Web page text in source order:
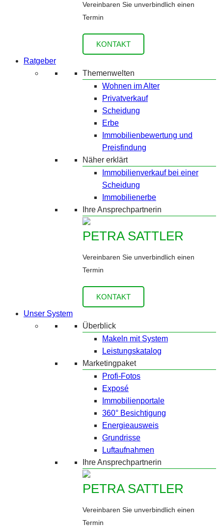
Vereinbaren Sie unverbindlich einen
Termin
KONTAKT
Ratgeber
Themenwelten
Wohnen im Alter
Privatverkauf
Scheidung
Erbe
Immobilienbewertung und
Preisfindung
Näher erklärt
Immobilienverkauf bei einer
Scheidung
Immobilienerbe
Ihre Ansprechpartnerin
PETRA SATTLER
Vereinbaren Sie unverbindlich einen
Termin
KONTAKT
Unser System
Überblick
Makeln mit System
Leistungskatalog
Marketingpaket
Profi-Fotos
Exposé
Immobilienportale
360° Besichtigung
Energieausweis
Grundrisse
Luftaufnahmen
Ihre Ansprechpartnerin
PETRA SATTLER
Vereinbaren Sie unverbindlich einen
Termin